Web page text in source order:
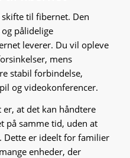
til fibernet. Den
pålidelige
leverer. Du vil opleve
mens
stabil forbindelse,
og videokonferencer.
at det kan håndtere
på samme tid, uden at
Dette er ideelt for familier
enheder, der